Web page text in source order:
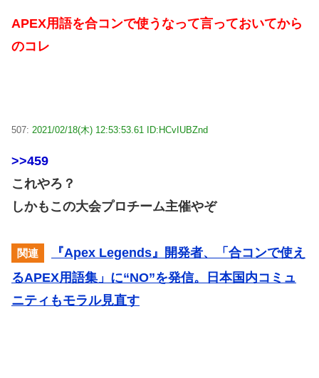
APEX用語を合コンで使うなって言っておいてから
のコレ
507: 2021/02/18(木) 12:53:53.61 ID:HCvIUBZnd
>>459
これやろ？
しかもこの大会プロチーム主催やぞ
関連
『Apex Legends』開発者、「合コンで使え
るAPEX用語集」に“NO”を発信。日本国内コミュ
ニティもモラル見直す